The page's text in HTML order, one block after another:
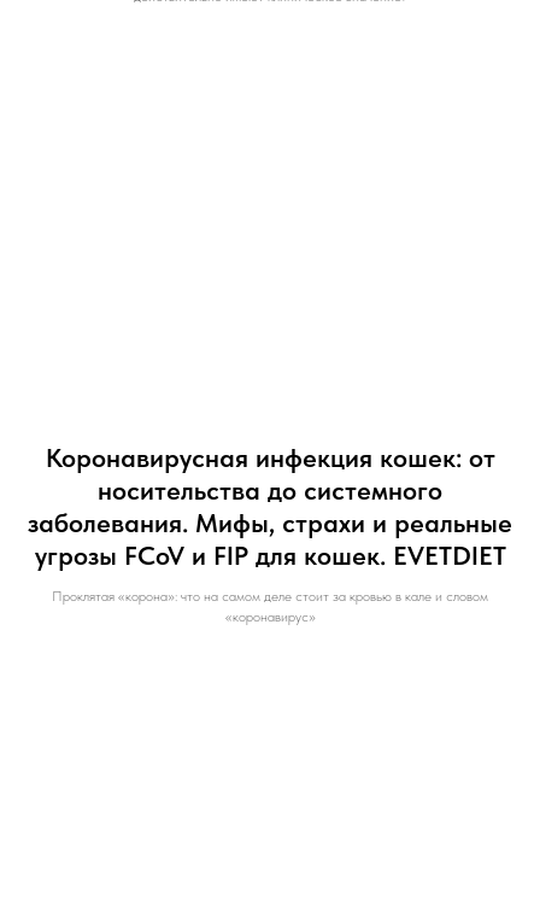
Коронавирусная инфекция кошек: от
носительства до системного
заболевания. Мифы, страхи и реальные
угрозы FCoV и FIP для кошек. EVETDIET
Проклятая «корона»: что на самом деле стоит за кровью в кале и словом
«коронавирус»